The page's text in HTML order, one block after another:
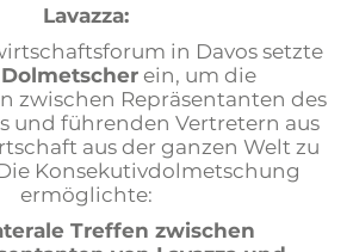
Lavazza:
in Davos setzte
Dolmetscherein, um die
zwischen Repräsentanten des
und führenden Vertretern aus
aus der ganzen Welt zu
Konsekutivdolmetschung
ermöglichte:
Treffen zwischen